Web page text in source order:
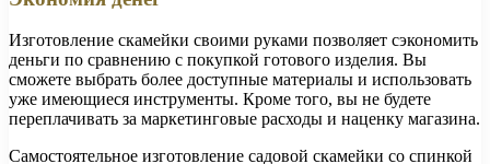
Изготовление скамейки своими руками позволяет сэкономить
деньги по сравнению с покупкой готового изделия. Вы
сможете выбрать более доступные материалы и использовать
уже имеющиеся инструменты. Кроме того, вы не будете
переплачивать за маркетинговые расходы и наценку магазина.
Самостоятельное изготовление садовой скамейки со спинкой